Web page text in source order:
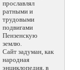
прославлял
ратными и
трудовыми
подвигами
Пензенскую
землю.
Сайт задуман, как
народная
энциклопедия, в